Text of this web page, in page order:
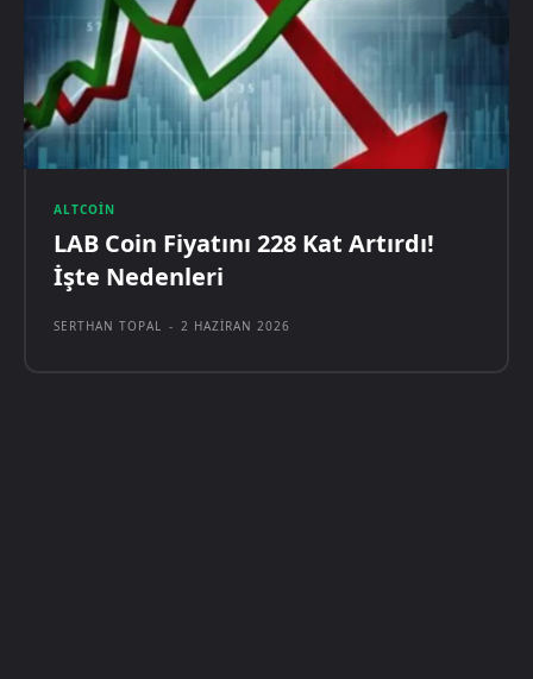
ALTCOIN
LAB Coin Fiyatını 228 Kat Artırdı!
İşte Nedenleri
SERTHAN TOPAL - 2 HAZIRAN 2026